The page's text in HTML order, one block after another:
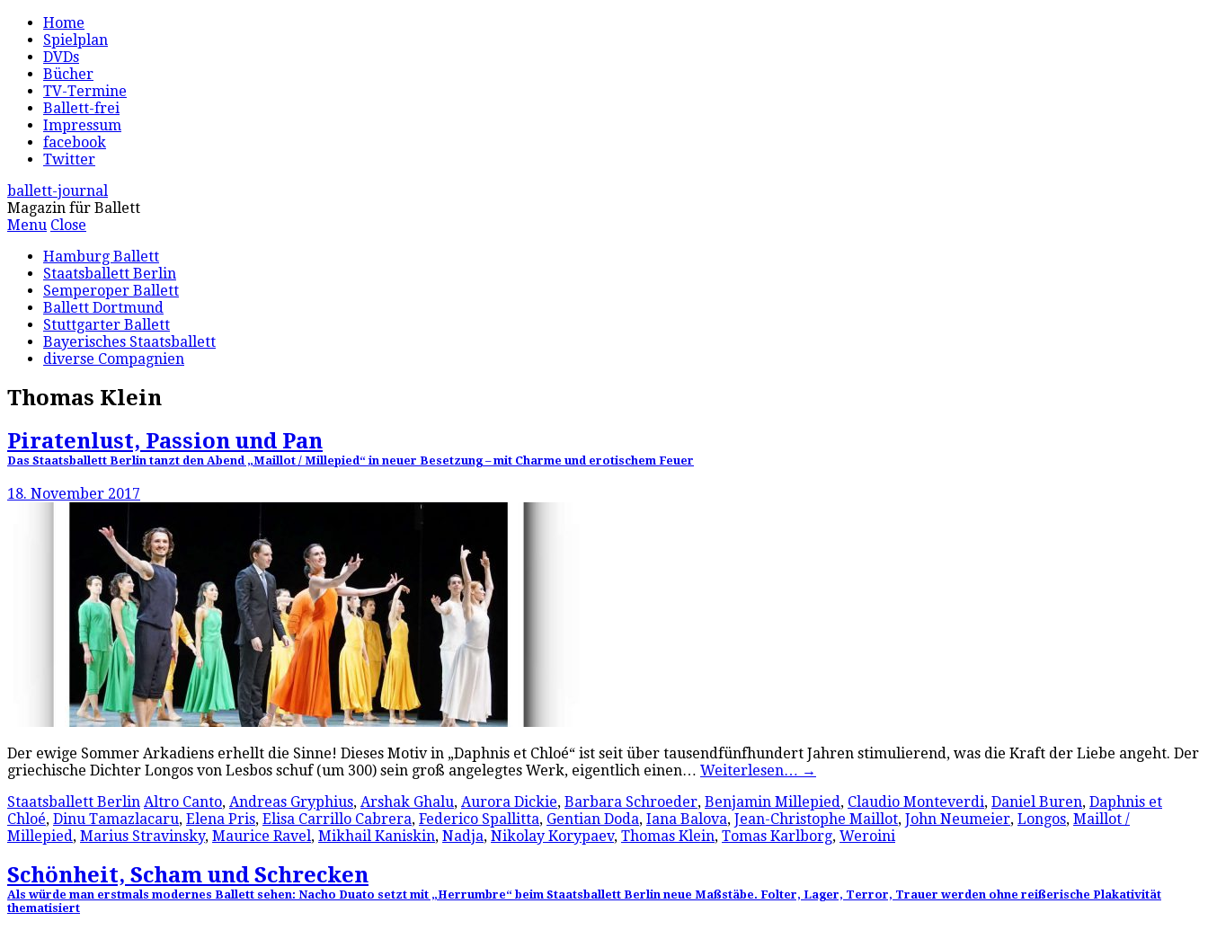
Home
Spielplan
DVDs
Bücher
TV-Termine
Ballett-frei
Impressum
facebook
Twitter
ballett-journal
Magazin für Ballett
Menu Close
Hamburg Ballett
Staatsballett Berlin
Semperoper Ballett
Ballett Dortmund
Stuttgarter Ballett
Bayerisches Staatsballett
diverse Compagnien
Thomas Klein
Piratenlust, Passion und Pan
Das Staatsballett Berlin tanzt den Abend „Maillot / Millepied“ in neuer Besetzung – mit Charme und erotischem Feuer
18. November 2017
Der ewige Sommer Arkadiens erhellt die Sinne! Dieses Motiv in „Daphnis et Chloé“ ist seit über tausendfünfhundert Jahren stimulierend, was die Kraft der Liebe angeht. Der
griechische Dichter Longos von Lesbos schuf (um 300) sein groß angelegtes Werk, eigentlich einen… Weiterlesen… →
Staatsballett Berlin Altro Canto, Andreas Gryphius, Arshak Ghalu, Aurora Dickie, Barbara Schroeder, Benjamin Millepied, Claudio Monteverdi, Daniel Buren, Daphnis et
Chloé, Dinu Tamazlacaru, Elena Pris, Elisa Carrillo Cabrera, Federico Spallitta, Gentian Doda, Iana Balova, Jean-Christophe Maillot, John Neumeier, Longos, Maillot /
Millepied, Marius Stravinsky, Maurice Ravel, Mikhail Kaniskin, Nadja, Nikolay Korypaev, Thomas Klein, Tomas Karlborg, Weroini
Schönheit, Scham und Schrecken
Als würde man erstmals modernes Ballett sehen: Nacho Duato setzt mit „Herrumbre“ beim Staatsballett Berlin neue Maßstäbe. Folter, Lager, Terror, Trauer werden ohne reißerische Plakativität
thematisiert